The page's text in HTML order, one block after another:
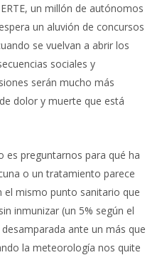
un millón de autónomos
un aluvión de concursos
se vuelvan a abrir los
sociales y
serán mucho más
dolor y muerte que está
es preguntarnos para qué ha
o un tratamiento parece
mismo punto sanitario que
inmunizar (un 5% según el
ante un más que
la meteorología nos quite